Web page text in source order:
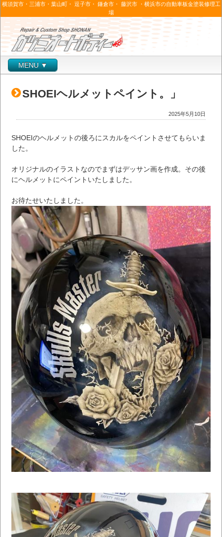
横須賀市・三浦市・葉山町・ 逗子市・ 鎌倉市・ 藤沢市 ・横浜市の自動車板金塗装修理工
場
MENU ▼
SHOEIヘルメットペイント。」
2025年5月10日
SHOEIのヘルメットの後ろにスカルをペイントさせてもらいま
した。
オリジナルのイラストなのでまずはデッサン画を作成。その後
にヘルメットにペイントいたしました。
お待たせいたしました。